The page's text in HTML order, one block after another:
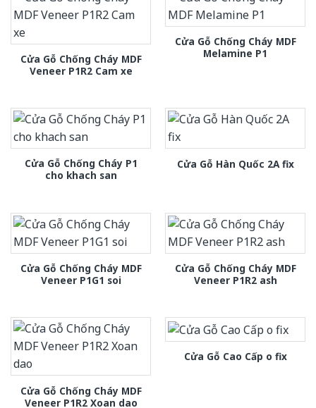
Cửa Gỗ Chống Cháy MDF
Veneer P1R2 Cam xe
Cửa Gỗ Chống Cháy MDF
Melamine P1
Cửa Gỗ Chống Cháy P1
cho khach san
Cửa Gỗ Hàn Quốc 2A fix
Cửa Gỗ Chống Cháy MDF
Veneer P1G1 soi
Cửa Gỗ Chống Cháy MDF
Veneer P1R2 ash
Cửa Gỗ Chống Cháy MDF
Veneer P1R2 Xoan dao
Cửa Gỗ Cao Cấp o fix